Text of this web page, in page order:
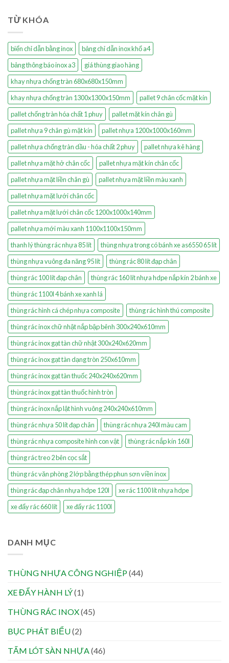
TỪ KHÓA
biển chỉ dẫn bằng inox
bảng chỉ dẫn inox khổ a4
bảng thông báo inox a3
giá thùng giao hàng
khay nhựa chống tràn 680x680x150mm
khay nhựa chống tràn 1300x1300x150mm
pallet 9 chân cốc mặt kín
pallet chống tràn hóa chất 1 phuy
pallet mặt kín chân gù
pallet nhựa 9 chân gù mặt kín
pallet nhựa 1200x1000x160mm
pallet nhựa chống tràn dầu - hóa chất 2 phuy
pallet nhựa kê hàng
pallet nhựa mặt hở chân cốc
pallet nhựa mặt kín chân cốc
pallet nhựa mặt liền chân gù
pallet nhựa mặt liền màu xanh
pallet nhựa mặt lưới chân cốc
pallet nhựa mặt lưới chân cốc 1200x1000x140mm
pallet nhựa mới màu xanh 1100x1100x150mm
thanh lý thùng rác nhựa 85 lít
thùng nhựa trong có bánh xe as6550 65 lít
thùng nhựa vuông đa năng 95 lít
thùng rác 80 lít đạp chân
thùng rác 100 lít đạp chân
thùng rác 160 lít nhựa hdpe nắp kín 2 bánh xe
thùng rác 1100l 4 bánh xe xanh lá
thùng rác hình cá chép nhựa composite
thùng rác hình thú composite
thùng rác inox chữ nhật nắp bập bênh 300x240x610mm
thùng rác inox gạt tàn chữ nhật 300x240x620mm
thùng rác inox gạt tàn dạng tròn 250x610mm
thùng rác inox gạt tàn thuốc 240x240x620mm
thùng rác inox gạt tàn thuốc hình tròn
thùng rác inox nắp lật hình vuông 240x240x610mm
thùng rác nhựa 50 lít đạp chân
thùng rác nhựa 240l màu cam
thùng rác nhựa composite hình con vật
thùng rác nắp kín 160l
thùng rác treo 2 bên cọc sắt
thùng rác văn phòng 2 lớp bằng thép phun sơn viền inox
thùng rác đạp chân nhựa hdpe 120l
xe rác 1100 lít nhựa hdpe
xe đẩy rác 660 lít
xe đẩy rác 1100l
DANH MỤC
THÙNG NHỰA CÔNG NGHIỆP(44)
XE ĐẨY HÀNH LÝ(1)
THÙNG RÁC INOX(45)
BỤC PHÁT BIỂU(2)
TẤM LÓT SÀN NHỰA(46)